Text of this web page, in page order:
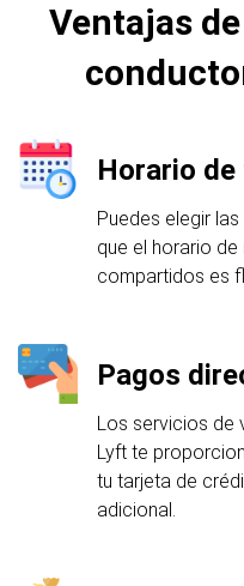
Ventajas
Horario
Puedes elegir
que el horario
compartidos es
Pagos
Los servicios de
Lyft te
tu tarjeta de
adicional.